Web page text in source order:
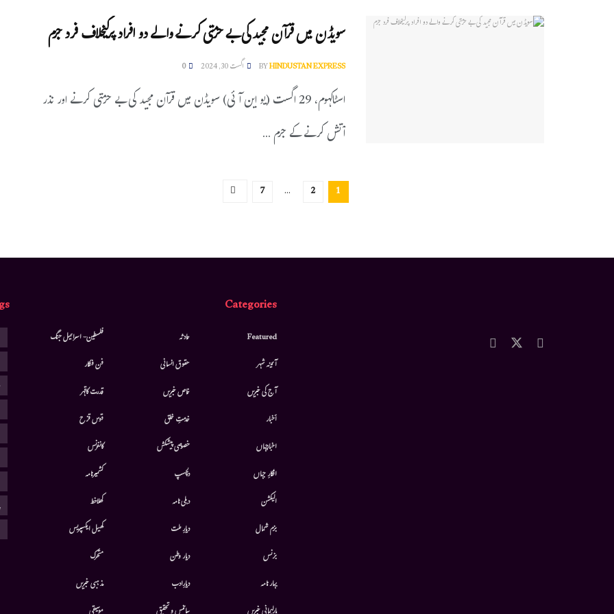
سویڈن میں قرآن مجید کی بے حرمتی کرنے والے دو افراد پرکیخلاف فرد جرم
BYHINDUSTAN EXPRESS اگست 30, 2024 0
اسٹاکہوم، 29 اگست (یو این آئی) سویڈن میں قرآن مجید کی بے حرمتی کرنے اور نذر
آتش کرنے کے جرم ...
1
2
…
7
Categories
Featured
آئینہ شہر
آج کی خبریں
أخبار
اخبارجہاں
افکارِ جہاں
الیکشن
بزم شمال
بزنس
بہار نامہ
حادثہ
حقوق انسانی
خاص خبریں
خدمتِ خلق
خصوصی پیشکش
دلچسپ
دہلی نامہ
دیارِ ملت
دیار وطن
دیارِادب
فلسطین- اسرائیل جنگ
فن فنکار
قدرت کاقہر
قوس قزح
کانفرنس
کشمیرنامہ
کھلاخط
کھیل ایکسپریس
متحرك
مذہبی خبریں